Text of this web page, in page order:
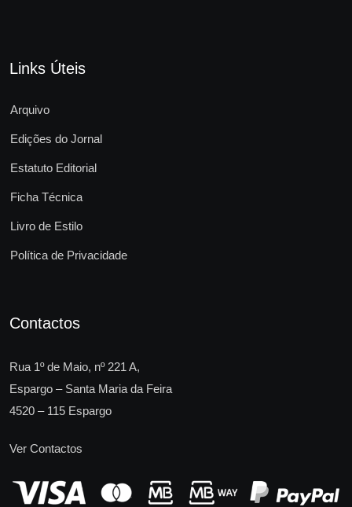
Links Úteis
Arquivo
Edições do Jornal
Estatuto Editorial
Ficha Técnica
Livro de Estilo
Política de Privacidade
Contactos
Rua 1º de Maio, nº 221 A,
Espargo – Santa Maria da Feira
4520 – 115 Espargo
Ver Contactos